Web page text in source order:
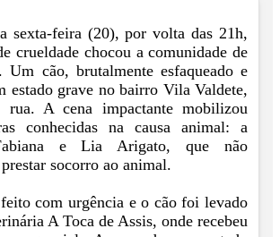
sexta-feira (20), por volta das 21h,
crueldade chocou a comunidade de
Um cão, brutalmente esfaqueado e
estado grave no bairro Vila Valdete,
rua. A cena impactante mobilizou
conhecidas na causa animal: a
e Lia Arigato, que não
socorro ao animal.
com urgência e o cão foi levado
A Toca de Assis, onde recebeu